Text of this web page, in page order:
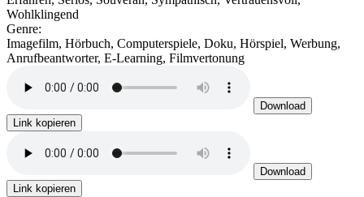
Wohlklingend
Genre:
Imagefilm, Hörbuch, Computerspiele, Doku, Hörspiel, Werbung,
Anrufbeantworter, E-Learning, Filmvertonung
Download
Link kopieren
Download
Link kopieren